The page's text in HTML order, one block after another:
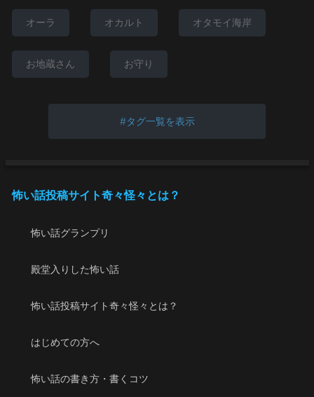
オーラ オカルト オタモイ海岸
お地蔵さん お守り
タグ一覧を表示
怖い話投稿サイト奇々怪々とは？
怖い話グランプリ
殿堂入りした怖い話
怖い話投稿サイト奇々怪々とは？
はじめての方へ
怖い話の書き方・書くコツ